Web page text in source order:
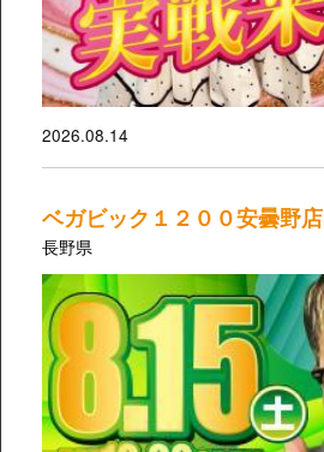
2026.08.14
ベガビック１２００安曇野店
長野県